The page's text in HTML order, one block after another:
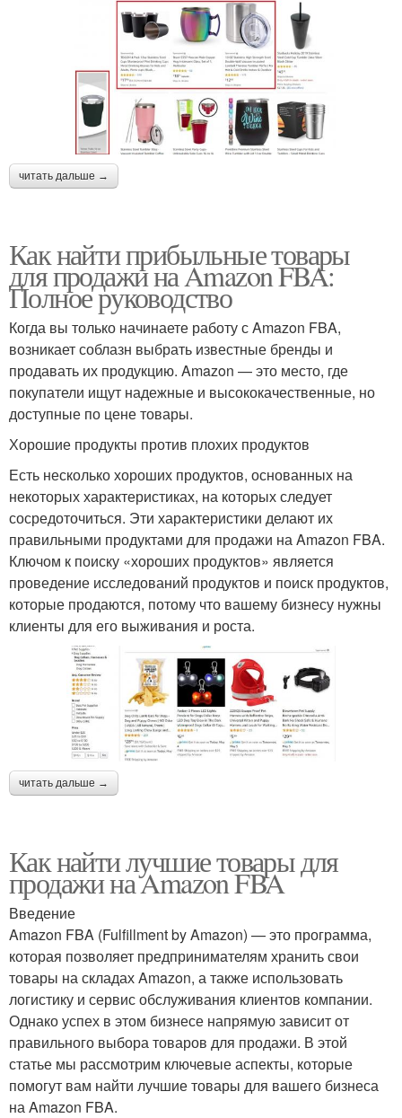
читать дальше →
Как найти прибыльные товары
для продажи на Amazon FBA:
Полное руководство
Когда вы только начинаете работу с Amazon FBA,
возникает соблазн выбрать известные бренды и
продавать их продукцию. Amazon — это место, где
покупатели ищут надежные и высококачественные, но
доступные по цене товары.
Хорошие продукты против плохих продуктов
Есть несколько хороших продуктов, основанных на
некоторых характеристиках, на которых следует
сосредоточиться. Эти характеристики делают их
правильными продуктами для продажи на Amazon FBA.
Ключом к поиску «хороших продуктов» является
проведение исследований продуктов и поиск продуктов,
которые продаются, потому что вашему бизнесу нужны
клиенты для его выживания и роста.
читать дальше →
Как найти лучшие товары для
продажи на Amazon FBA
Введение
Amazon FBA (Fulfillment by Amazon) — это программа,
которая позволяет предпринимателям хранить свои
товары на складах Amazon, а также использовать
логистику и сервис обслуживания клиентов компании.
Однако успех в этом бизнесе напрямую зависит от
правильного выбора товаров для продажи. В этой
статье мы рассмотрим ключевые аспекты, которые
помогут вам найти лучшие товары для вашего бизнеса
на Amazon FBA.